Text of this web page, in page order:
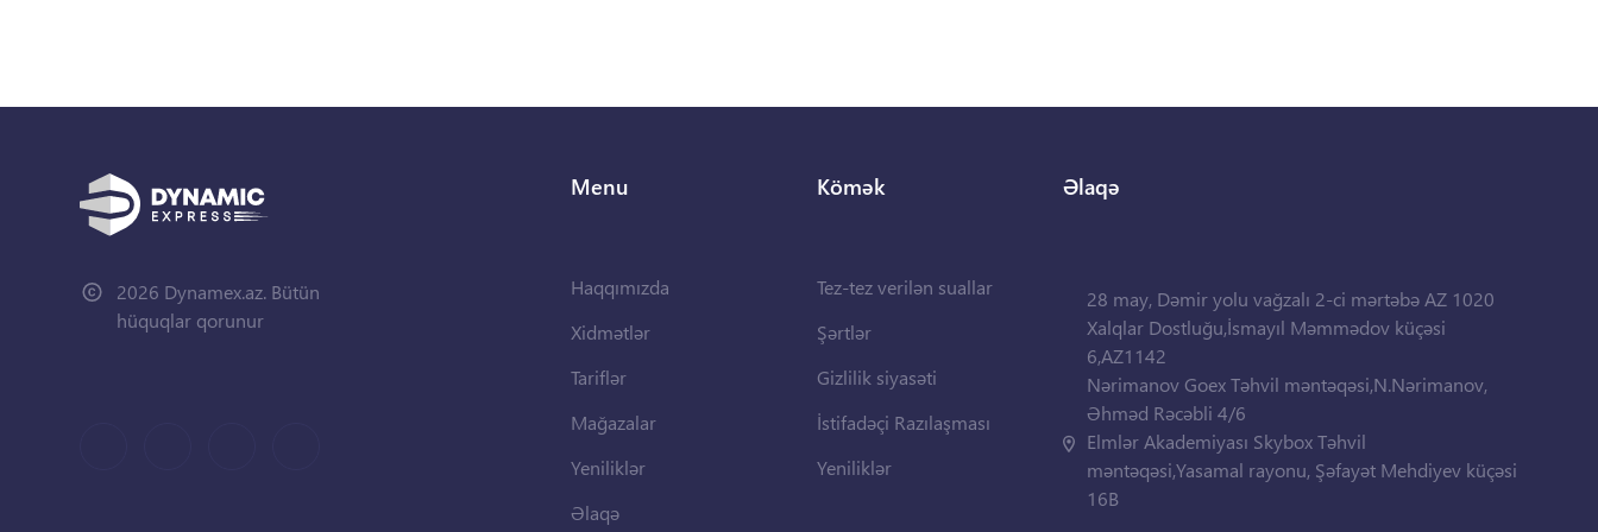
2026 Dynamex.az. Bütün
hüquqlar qorunur
Menu
Haqqımızda
Xidmətlər
Tariflər
Mağazalar
Yeniliklər
Əlaqə
Kömək
Tez-tez verilən suallar
Şərtlər
Gizlilik siyasəti
İstifadəçi Razılaşması
Yeniliklər
Əlaqə
28 may, Dəmir yolu vağzalı 2-ci mərtəbə AZ 1020
Xalqlar Dostluğu,İsmayıl Məmmədov küçəsi
6,AZ1142
Nərimanov Goex Təhvil məntəqəsi,N.Nərimanov,
Əhməd Rəcəbli 4/6
Elmlər Akademiyası Skybox Təhvil
məntəqəsi,Yasamal rayonu, Şəfayət Mehdiyev küçəsi
16B